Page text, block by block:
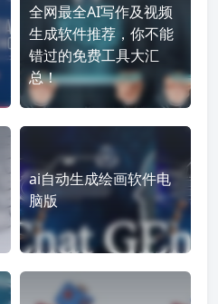
全网最全AI写作及视频
生成软件推荐，你不能
错过的免费工具大汇
总！
ai自动生成绘画软件电
脑版